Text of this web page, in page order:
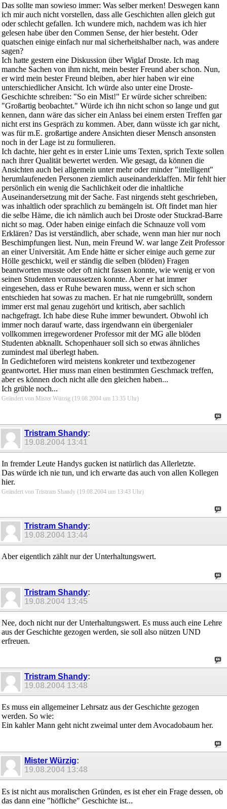
Das sollte man sowieso immer: Was selber merken! Deswegen kann
ich mir auch nicht vorstellen, dass alle Geschichten allen gleich gut
oder schlecht gefallen. Ich wundere mich, nachdem was ich hier
gelesen habe über den Commen Sense, der hier besteht. Oder
quatschen einige einfach nur mal sicherheitshalber nach, was andere
sagen?
Ich hatte gestern eine Diskussion über Wiglaf Droste. Ich mag
manche Sachen von ihm nicht, mein bester Freund aber schon. Nun,
er wird mein bester Freund bleiben, aber hier haben wir eine
unterschiedlicher Ansicht. Ich würde also unter eine Droste-
Geschichte schreiben: "So ein Mist!" Er würde sicher schreiben:
"Großartig beobachtet." Würde ich ihn nicht schon so lange und gut
kennen, dann wäre das sicher ein Anlass bei einem ersten Treffen gar
nicht erst ins Gespräch zu kommen. Aber, dann wüsste ich gar nicht,
was für m.E. großartige andere Ansichten dieser Mensch ansonsten
noch in der Lage ist zu formulieren.
Ich dachte, hier geht es in erster Linie ums Texten, sprich Texte sollen
nach ihrer Qualität bewertet werden. Wie gesagt, da können die
Ansichten auch bei allgemein unter mehr oder minder "intelligent"
herumlaufeneden Personen ziemlich auseinanderklaffen. Mir fehlt hier
persönlich ein wenig die Sachlichkeit oder die inhaltliche
Auseinandersetzung mit der Sache. Fast nirgends steht geschrieben,
was inhaltlich oder sprachlich zu bemängeln ist. Oft findet man hier
die selbe Häme, die ich nämlich auch bei Droste oder Stuckrad-Barre
nicht so mag. Oder haben einige einfach die Schnauze voll vom
Erklären? Das ist verständlich, aber schade, wenn man hier nur noch
Beschimpfungen liest. Nun, mein Freund W. war lange Zeit Professor
an einer Universität. Am Ende hätte er sicher einige auch gerne zur
Hölle geschickt, weil er ständig die selben (blöden) Fragen
beantworten musste oder oft nicht fassen konnte, wie wenig er von
seinen Studenten vorraussetzen konnte. Aber er hat immer
eingesehen, dass er Ruhe bewaren muss, wenn er sich schon
entschieden hat sowas zu machen. Er hat nie rumgebrüllt, sondern
immer erst mal genau zugehört und kritisch, aber sachlich
nachgefragt. Ich habe diese Ruhe immer bewundert. Obwohl ich
immer noch darauf warte, dass irgendwann ein übergenialer
vollkommen irregewordener Professor mit der MG alle blöden
Studenten abknallt. Schopenhauer soll sich so etwas ähnliches
zumindest mal überlegt haben.
In Gedichteforen wird meistens konkreter und textbezogener
geantwortet. Hier muss man einen bestimmten Geschmack treffen,
aber es können doch nicht alle den gleichen haben...
Ich grüble noch...
Geändert von Mister Würzig (19.08.2004 um 13:35 Uhr)
Tristram Shandy:
19.08.2004 13:41
In fremder Leute Handys gucken ist natürlich das Allerletzte.
Das würde ich nie tun, und ich erwarte das auch von allen Kollegen
hier.
Geändert von Tristram Shandy (19.08.2004 um 13:43 Uhr)
Tristram Shandy:
19.08.2004 13:44
Aber eigentlich zählt nur der Unterhaltungswert.
Tristram Shandy:
19.08.2004 13:45
Nee, doch nicht nur der Unterhaltungswert. Es muss auch eine Lehre
aus der Geschichte gezogen werden, sie soll also nützen UND
erfreuen.
Tristram Shandy:
19.08.2004 13:48
Es muss ein allgemeiner Lehrsatz aus der Geschichte gezogen
werden. So wie:
Ein kahler Mann geht nicht zweimal unter dem Avocadobaum her.
Mister Würzig:
19.08.2004 13:48
Es ist nicht aus moralischen Gründen, es ist eher ein Frage dessen, ob
das dann eine "höfliche" Geschichte ist...